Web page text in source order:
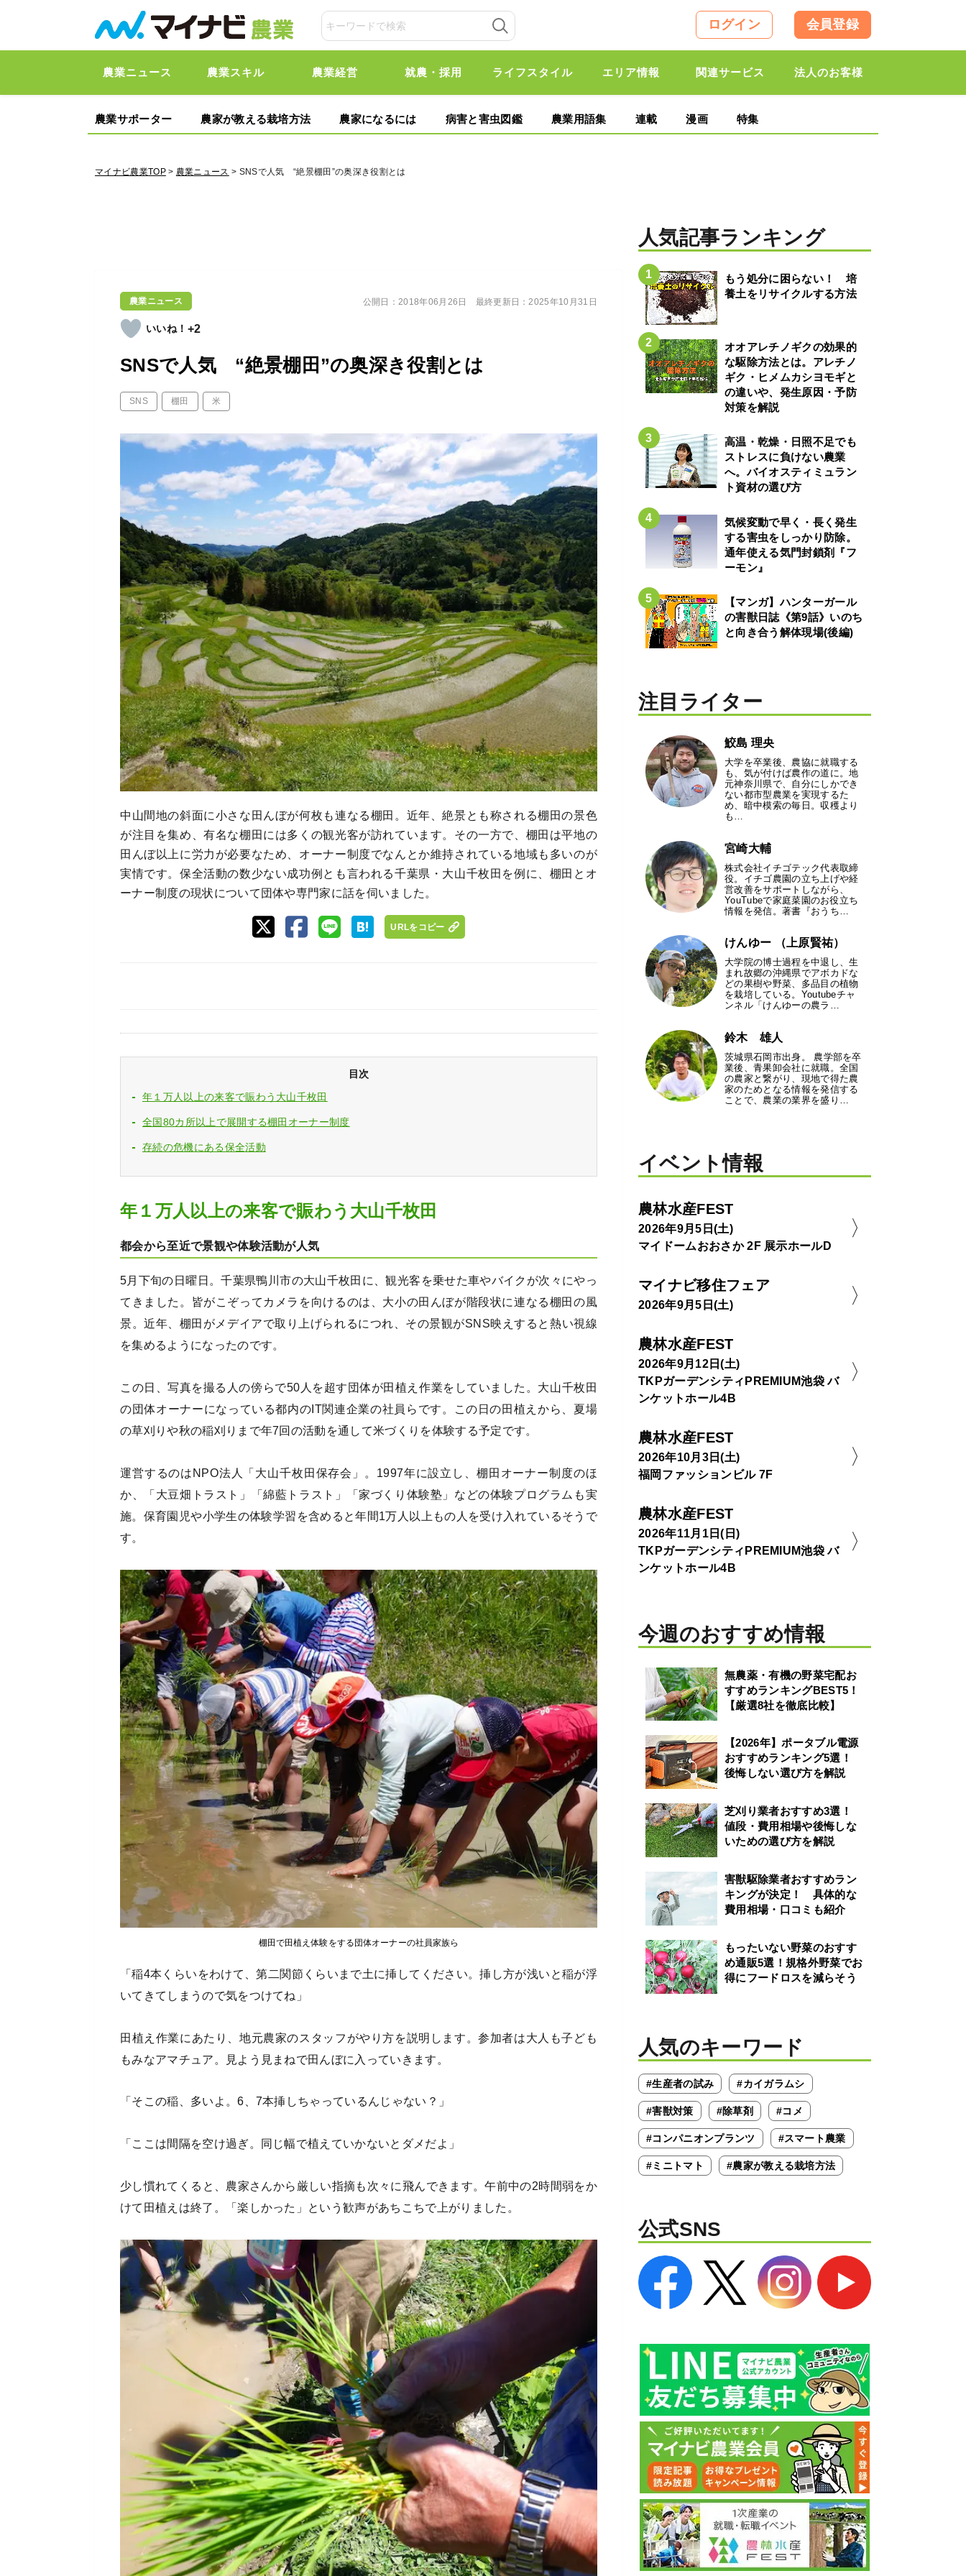
ログイン 会員登録
農業ニュース 農業スキル 農業経営 就農・採用 ライフスタイル エリア情報 関連サービス 法人のお客様
農業サポーター 農家が教える栽培方法 農家になるには 病害と害虫図鑑 農業用語集 連載 漫画 特集
マイナビ農業TOP> 農業ニュース > SNSで人気 “絶景棚田”の奥深き役割とは
農業ニュース
+2
SNSで人気 “絶景棚田”の奥深き役割とは
SNS 棚田 米
公開日：2018年06月26日 最終更新日：2025年10月31日
中山間地の斜面に小さな田んぼが何枚も連なる棚田。近年、絶景とも称される棚田の景色
が注目を集め、有名な棚田には多くの観光客が訪れています。その一方で、棚田は平地の
田んぼ以上に労力が必要なため、オーナー制度でなんとか維持されている地域も多いのが
実情です。保全活動の数少ない成功例とも言われる千葉県・大山千枚田を例に、棚田とオ
ーナー制度の現状について団体や専門家に話を伺いました。
URLをコピー
目次
年１万人以上の来客で賑わう大山千枚田
全国80カ所以上で展開する棚田オーナー制度
存続の危機にある保全活動
年１万人以上の来客で賑わう大山千枚田
都会から至近で景観や体験活動が人気
5月下旬の日曜日。千葉県鴨川市の大山千枚田に、観光客を乗せた車やバイクが次々にやっ
てきました。皆がこぞってカメラを向けるのは、大小の田んぼが階段状に連なる棚田の風
景。近年、棚田がメデイアで取り上げられるにつれ、その景観がSNS映えすると熱い視線
を集めるようになったのです。
この日、写真を撮る人の傍らで50人を超す団体が田植え作業をしていました。大山千枚田
の団体オーナーになっている都内のIT関連企業の社員らです。この日の田植えから、夏場
の草刈りや秋の稲刈りまで年7回の活動を通して米づくりを体験する予定です。
運営するのはNPO法人「大山千枚田保存会」。1997年に設立し、棚田オーナー制度のほ
か、「大豆畑トラスト」「綿藍トラスト」「家づくり体験塾」などの体験プログラムも実
施。保育園児や小学生の体験学習を含めると年間1万人以上もの人を受け入れているそうで
す。
棚田で田植え体験をする団体オーナーの社員家族ら
「稲4本くらいをわけて、第二関節くらいまで土に挿してください。挿し方が浅いと稲が浮
いてきてしまうので気をつけてね」
田植え作業にあたり、地元農家のスタッフがやり方を説明します。参加者は大人も子ども
もみなアマチュア。見よう見まねで田んぼに入っていきます。
「そこの稲、多いよ。6、7本挿しちゃっているんじゃない？」
「ここは間隔を空け過ぎ。同じ幅で植えていかないとダメだよ」
少し慣れてくると、農家さんから厳しい指摘も次々に飛んできます。午前中の2時間弱をか
けて田植えは終了。「楽しかった」という歓声があちこちで上がりました。
人気記事ランキング
もう処分に困らない！ 培
養土をリサイクルする方法
オオアレチノギクの効果的
な駆除方法とは。アレチノ
ギク・ヒメムカシヨモギと
の違いや、発生原因・予防
対策を解説
高温・乾燥・日照不足でも
ストレスに負けない農業
へ。バイオスティミュラン
ト資材の選び方
気候変動で早く・長く発生
する害虫をしっかり防除。
通年使える気門封鎖剤『フ
ーモン』
【マンガ】ハンターガール
の害獣日誌《第9話》いのち
と向き合う解体現場(後編)
注目ライター
鮫島 理央
大学を卒業後、農協に就職する
も、気が付けば農作の道に。地
元神奈川県で、自分にしかでき
ない都市型農業を実現するた
め、暗中模索の毎日。収穫より
も…
宮崎大輔
株式会社イチゴテック代表取締
役。イチゴ農園の立ち上げや経
営改善をサポートしながら、
YouTubeで家庭菜園のお役立ち
情報を発信。著書『おうち…
けんゆー （上原賢祐）
大学院の博士過程を中退し、生
まれ故郷の沖縄県でアボカドな
どの果樹や野菜、多品目の植物
を栽培している。Youtubeチャ
ンネル「けんゆーの農ラ…
鈴木 雄人
茨城県石岡市出身。 農学部を卒
業後、青果卸会社に就職。全国
の農家と繋がり、現地で得た農
家のためとなる情報を発信する
ことで、農業の業界を盛り…
イベント情報
農林水産FEST
2026年9月5日(土)
マイドームおおさか 2F 展示ホールD
マイナビ移住フェア
2026年9月5日(土)
農林水産FEST
2026年9月12日(土)
TKPガーデンシティPREMIUM池袋 バ
ンケットホール4B
農林水産FEST
2026年10月3日(土)
福岡ファッションビル 7F
農林水産FEST
2026年11月1日(日)
TKPガーデンシティPREMIUM池袋 バ
ンケットホール4B
今週のおすすめ情報
無農薬・有機の野菜宅配お
すすめランキングBEST5！
【厳選8社を徹底比較】
【2026年】ポータブル電源
おすすめランキング5選！
後悔しない選び方を解説
芝刈り業者おすすめ3選！
値段・費用相場や後悔しな
いための選び方を解説
害獣駆除業者おすすめラン
キングが決定！ 具体的な
費用相場・口コミも紹介
もったいない野菜のおすす
め通販5選！規格外野菜でお
得にフードロスを減らそう
人気のキーワード
#生産者の試み #カイガラムシ
#害獣対策 #除草剤 #コメ
#コンパニオンプランツ #スマート農業
#ミニトマト #農家が教える栽培方法
公式SNS